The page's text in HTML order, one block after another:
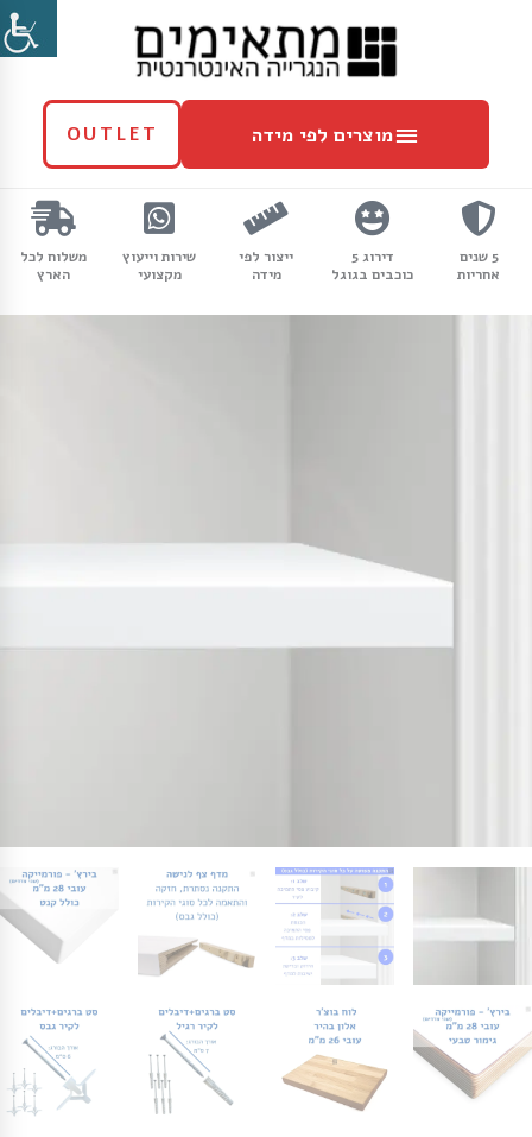
OUTLET
מוצרים
לפי
מידה
מוצרים לפי מידה
5 שנים
אחריות
דירוג 5
כוכבים בגוגל
ייצור לפי
מידה
שירות וייעוץ
מקצועי
משלוח לכל
הארץ